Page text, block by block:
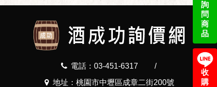
詢
問
商
品
收
購
電話：03-451-6317
/
地址：桃園市中壢區成章二街200號